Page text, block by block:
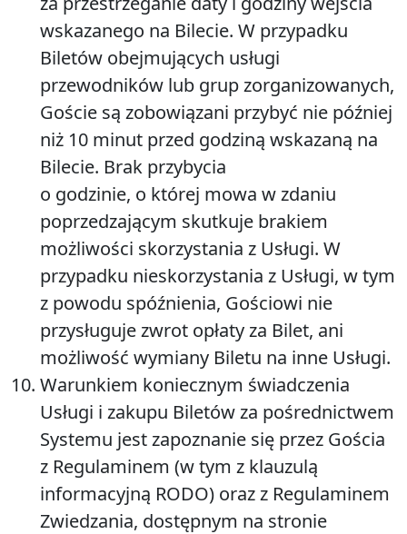
wskazanego na Bilecie. W przypadku
Biletów obejmujących usługi
przewodników lub grup zorganizowanych,
Goście są zobowiązani przybyć nie później
niż 10 minut przed godziną wskazaną na
Bilecie. Brak przybycia
o godzinie, o której mowa w zdaniu
poprzedzającym skutkuje brakiem
możliwości skorzystania z Usługi. W
przypadku nieskorzystania z Usługi, w tym
z powodu spóźnienia, Gościowi nie
przysługuje zwrot opłaty za Bilet, ani
możliwość wymiany Biletu na inne Usługi.
Warunkiem koniecznym świadczenia
Usługi i zakupu Biletów za pośrednictwem
Systemu jest zapoznanie się przez Gościa
z Regulaminem (w tym z klauzulą
informacyjną RODO) oraz z Regulaminem
Zwiedzania, dostępnym na stronie